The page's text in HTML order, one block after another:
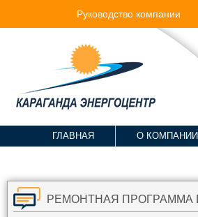
Руководство компании
ГЛАВНАЯ О КОМПАНИИ